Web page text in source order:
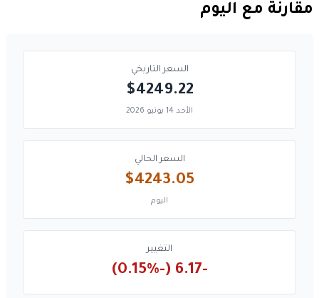
مقارنة مع اليوم
السعر التاريخي
$4249.22
الأحد 14 يونيو 2026
السعر الحالي
$4243.05
اليوم
التغيير
-6.17 (-0.15%)